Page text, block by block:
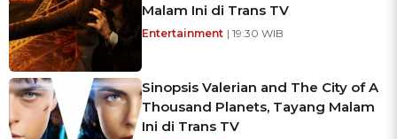
Malam Ini di Trans TV
Entertainment | 19:30 WIB
Sinopsis Valerian and The City of A
Thousand Planets, Tayang Malam
Ini di Trans TV